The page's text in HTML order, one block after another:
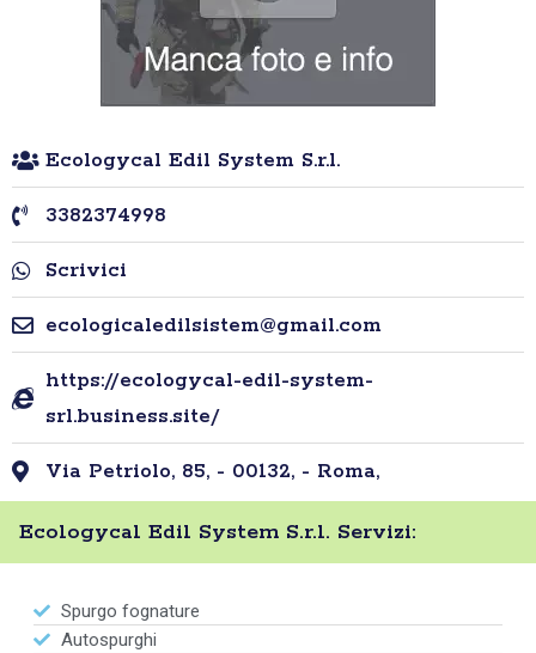
Ecologycal Edil System S.r.l.
3382374998
Scrivici
ecologicaledilsistem@gmail.com
https://ecologycal-edil-system-
srl.business.site/
Via Petriolo, 85, - 00132, - Roma,
Ecologycal Edil System S.r.l. Servizi:
Spurgo fognature
Autospurghi